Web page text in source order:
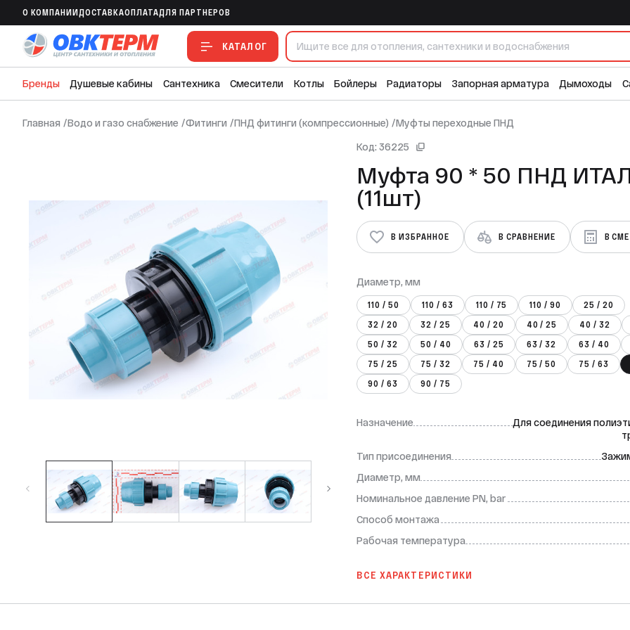
O КОМПАНИИ ДОСТАВКАОПЛАТАДЛЯ ПАРТНЕРОВ
КАТАЛОГ
Бренды Душевые кабины Сантехника Смесители Котлы Бойлеры Радиаторы Запорная арматура Дымоходы
Главная /Водо и газо снабжение /Фитинги /ПНД фитинги (компрессионные) /Муфты переходные ПНД
Код: 36225
Муфта 90 * 50 ПНД ИТАЛ
(11шт)
В ИЗБРАННОЕ В СРАВНЕНИЕ В
Диаметр, мм
110 / 50 110 / 63 110 / 75 110 / 90
25 / 20
32 / 20
32 / 25 40 / 20 40 / 25 40 / 32
50 / 32
50 / 40 63 / 25 63 / 32 63 / 40
75 / 25
75 / 32 75 / 40 75 / 50 75 / 63
90 / 63
90 / 75
Назначение
Для соединения
Тип присоединения
Диаметр, мм
Номинальное давление PN, bar
Способ монтажа
Рабочая температура
ВСЕ ХАРАКТЕРИСТИКИ
Муфта 90 * 50 ПНД ИТАЛ (11шт)
В ИЗБРАННОЕ В СРАВНЕНИЕ В СМЕТУ
1